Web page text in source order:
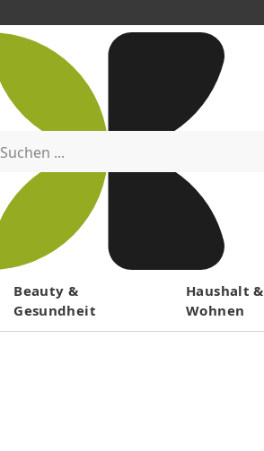
Menü
Suchen ...
Beauty &
Gesundheit
Haushalt &
Wohnen